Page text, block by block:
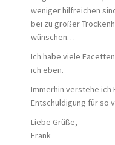
weniger hilfreichen
bei zu großer
wünschen…
Ich habe viele
ich eben.
Immerhin verstehe ich
Entschuldigung für so
Liebe Grüße,
Frank